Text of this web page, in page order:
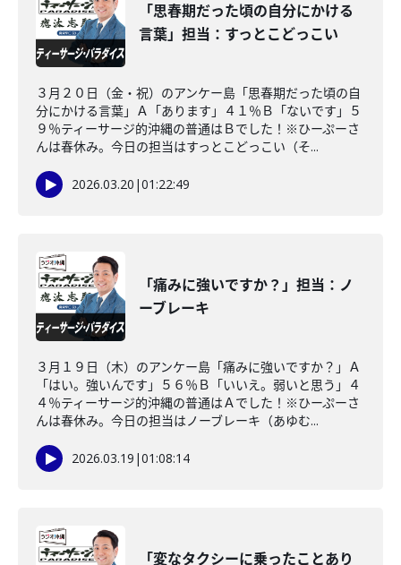
「思春期だった頃の自分にかける
言葉」担当：すっとこどっこい
３月２０日（金・祝）のアンケー島「思春期だった頃の自
分にかける言葉」Ａ「あります」４１％Ｂ「ないです」５
９％ティーサージ的沖縄の普通はＢでした！※ひーぷーさ
んは春休み。今日の担当はすっとこどっこい（そ...
2026.03.20 |01:22:49
「痛みに強いですか？」担当：ノ
ーブレーキ
３月１９日（木）のアンケー島「痛みに強いですか？」Ａ
「はい。強いんです」５６％Ｂ「いいえ。弱いと思う」４
４％ティーサージ的沖縄の普通はＡでした！※ひーぷーさ
んは春休み。今日の担当はノーブレーキ（あゆむ...
2026.03.19 |01:08:14
「変なタクシーに乗ったことあり